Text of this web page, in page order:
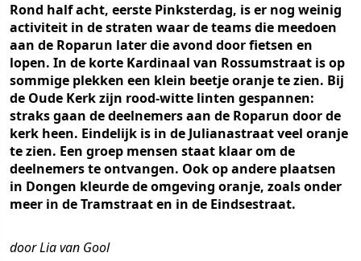
Rond half acht, eerste Pinksterdag, is er nog weinig
activiteit in de straten waar de teams die meedoen
aan de Roparun later die avond door fietsen en
lopen. In de korte Kardinaal van Rossumstraat is op
sommige plekken een klein beetje oranje te zien. Bij
de Oude Kerk zijn rood-witte linten gespannen:
straks gaan de deelnemers aan de Roparun door de
kerk heen. Eindelijk is in de Julianastraat veel oranje
te zien. Een groep mensen staat klaar om de
deelnemers te ontvangen. Ook op andere plaatsen
in Dongen kleurde de omgeving oranje, zoals onder
meer in de Tramstraat en in de Eindsestraat.
door Lia van Gool